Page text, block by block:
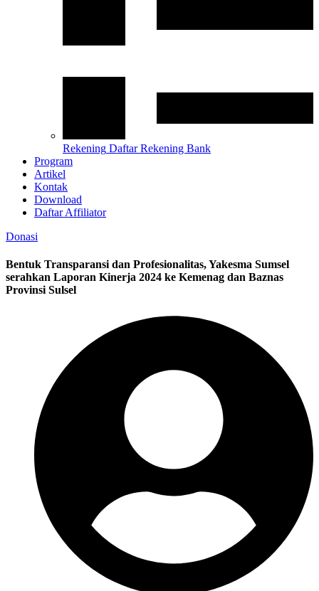
Rekening Daftar Rekening Bank
Program
Artikel
Kontak
Download
Daftar Affiliator
Donasi
Bentuk Transparansi dan Profesionalitas, Yakesma Sumsel
serahkan Laporan Kinerja 2024 ke Kemenag dan Baznas
Provinsi Sulsel